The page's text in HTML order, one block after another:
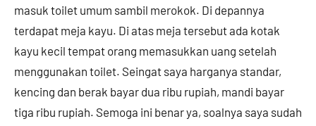
masuk toilet umum sambil merokok. Di depannya
terdapat meja kayu. Di atas meja tersebut ada kotak
kayu kecil tempat orang memasukkan uang setelah
menggunakan toilet. Seingat saya harganya standar,
kencing dan berak bayar dua ribu rupiah, mandi bayar
tiga ribu rupiah. Semoga ini benar ya, soalnya saya sudah